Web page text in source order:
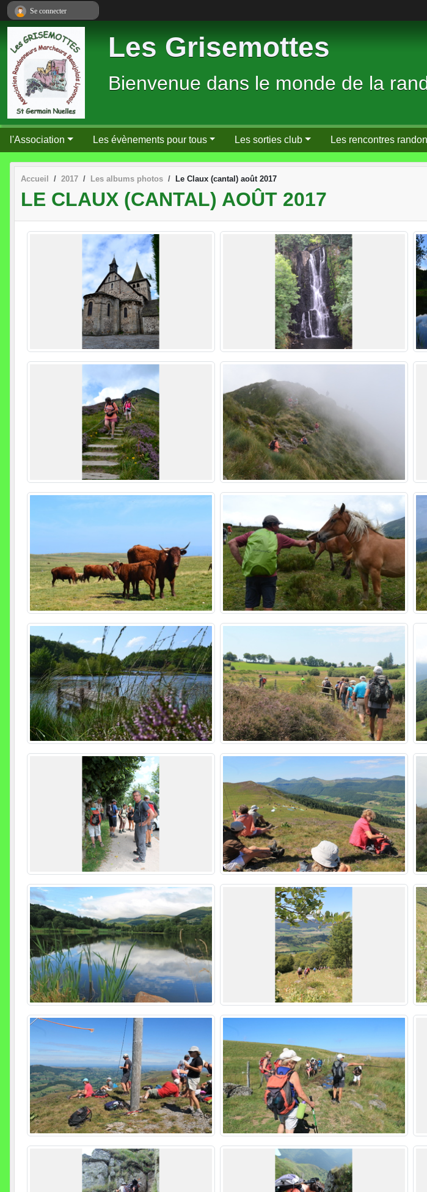
Les Grisemottes
Bienvenue dans le monde de la
l'Association Les évènements pour tous Les sorties club Les rencontres
Accueil 2017 Les albums photos Le Claux (cantal) août 2017
LE CLAUX (CANTAL) AOÛT 2017
Se connecter
Panneau de gestion des cookies